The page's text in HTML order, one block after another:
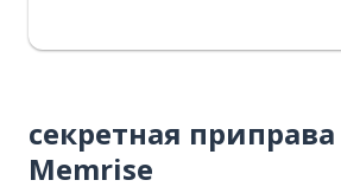
секретная приправа
Memrise